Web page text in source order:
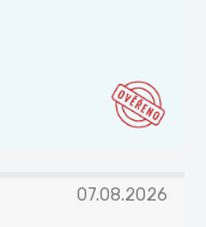
07.08.2026